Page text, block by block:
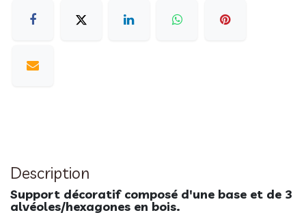
Description
Support décoratif composé d'une base et de 3
alvéoles/hexagones en bois.